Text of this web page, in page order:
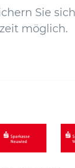
Sie sich
möglich.